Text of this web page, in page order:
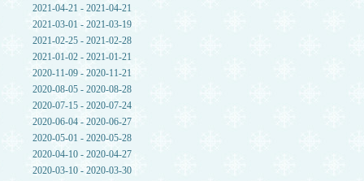
2021-04-21 - 2021-04-21
2021-03-01 - 2021-03-19
2021-02-25 - 2021-02-28
2021-01-02 - 2021-01-21
2020-11-09 - 2020-11-21
2020-08-05 - 2020-08-28
2020-07-15 - 2020-07-24
2020-06-04 - 2020-06-27
2020-05-01 - 2020-05-28
2020-04-10 - 2020-04-27
2020-03-10 - 2020-03-30